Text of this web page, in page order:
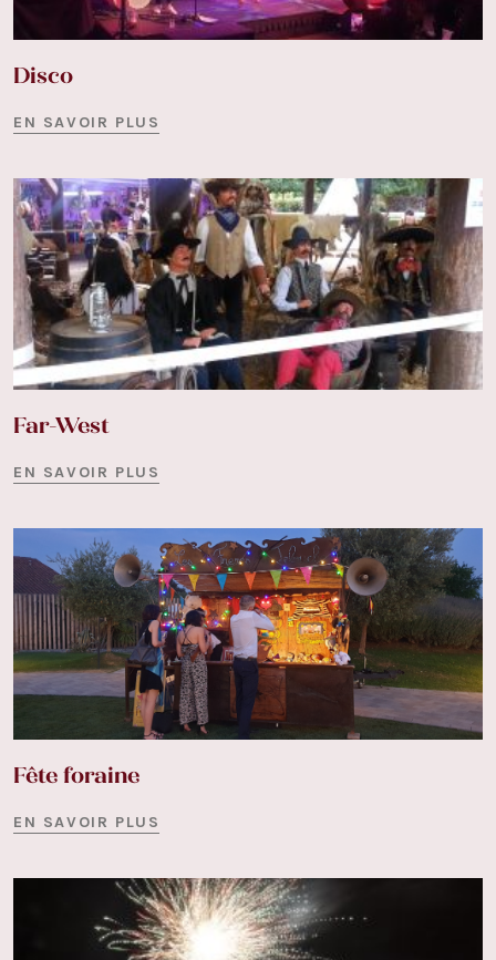
Disco
EN SAVOIR PLUS
Far-West
EN SAVOIR PLUS
Fête foraine
EN SAVOIR PLUS